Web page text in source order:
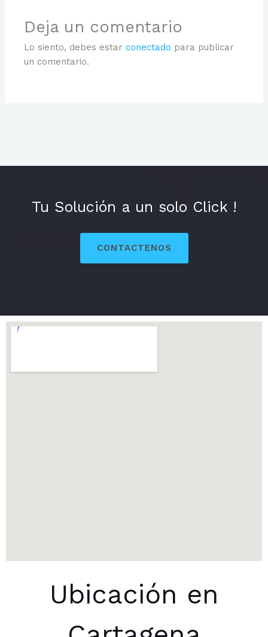
Deja un comentario
Lo siento, debes estarconectado para publicar
un comentario.
Tu Solución a un solo Click !
CONTACTENOS
Ubicación en